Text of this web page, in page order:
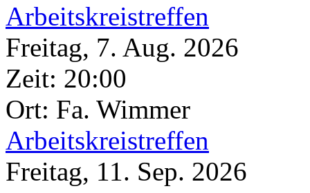
Arbeitskreistreffen
Freitag, 7. Aug. 2026
Zeit: 20:00
Ort: Fa. Wimmer
Arbeitskreistreffen
Freitag, 11. Sep. 2026